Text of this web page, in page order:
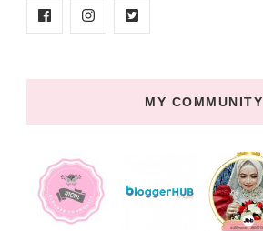
MY COMMUNITY